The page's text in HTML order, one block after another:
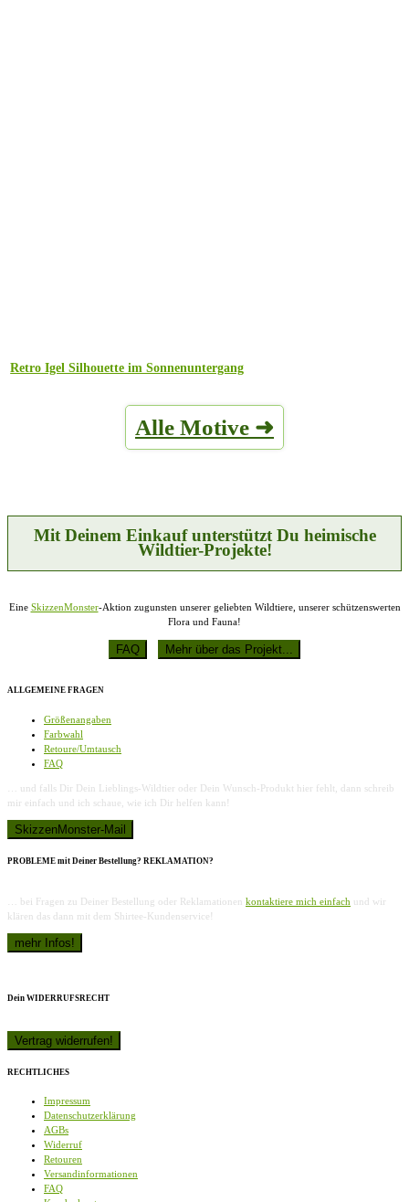
Retro Igel Silhouette im Sonnenuntergang
Alle Motive ➜
Mit Deinem Einkauf unterstützt Du heimische
Wildtier-Projekte!
Eine SkizzenMonster-Aktion zugunsten unserer geliebten Wildtiere, unserer schützenswerten
Flora und Fauna!
ALLGEMEINE FRAGEN
Größenangaben
Farbwahl
Retoure/Umtausch
FAQ
… und falls Dir Dein Lieblings-Wildtier oder Dein Wunsch-Produkt hier fehlt, dann schreib
mir einfach und ich schaue, wie ich Dir helfen kann!
PROBLEME mit Deiner Bestellung? REKLAMATION?
… bei Fragen zu Deiner Bestellung oder Reklamationen kontaktiere mich einfach und wir
klären das dann mit dem Shirtee-Kundenservice!
Dein WIDERRUFSRECHT
RECHTLICHES
Impressum
Datenschutzerklärung
AGBs
Widerruf
Retouren
Versandinformationen
FAQ